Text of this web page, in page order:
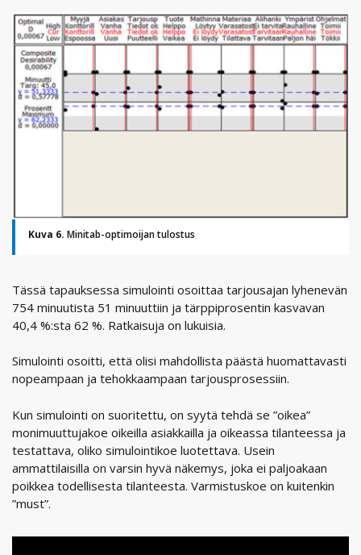
Kuva 6. Minitab-optimoijan tulostus
Tässä tapauksessa simulointi osoittaa tarjousajan lyhenevän
754 minuutista 51 minuuttiin ja tärppiprosentin kasvavan
40,4 %:sta 62 %. Ratkaisuja on lukuisia.
Simulointi osoitti, että olisi mahdollista päästä huomattavasti
nopeampaan ja tehokkaampaan tarjousprosessiin.
Kun simulointi on suoritettu, on syytä tehdä se ”oikea”
monimuuttujakoe oikeilla asiakkailla ja oikeassa tilanteessa ja
testattava, oliko simulointikoe luotettava. Usein
ammattilaisilla on varsin hyvä näkemys, joka ei paljoakaan
poikkea todellisesta tilanteesta. Varmistuskoe on kuitenkin
”must”.